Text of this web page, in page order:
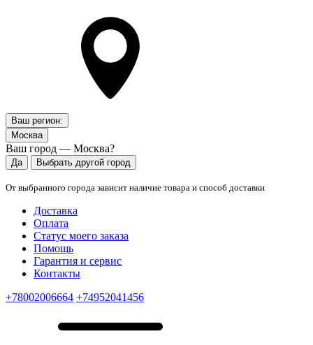
Ваш регион:
Москва
Ваш город — Москва?
Да Выбрать другой город
От выбранного города зависит наличие товара и способ доставки
Доставка
Оплата
Статус моего заказа
Помощь
Гарантия и сервис
Контакты
+78002006664 +74952041456